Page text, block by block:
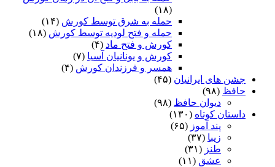
(۱۸)
حمله به شرق توسط کورش (۱۴)
حمله و فتح لودیه توسط کورش (۱۸)
کورش و فتح ماد (۴)
کورش و یونانیان آسیا (۷)
همسر و فرزندان کورش (۴)
جشن های ایرانیان (۴۵)
حافظ (۹۸)
دیوان حافظ (۹۸)
داستان کوتاه (۱۳۰)
پند آموز (۶۵)
زیبا (۳۷)
طنز (۳۱)
عشق (۱۱)